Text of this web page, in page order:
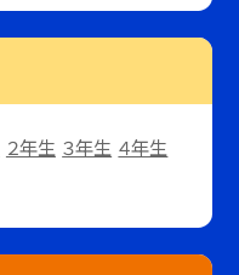
２年生 ３年生 ４年生